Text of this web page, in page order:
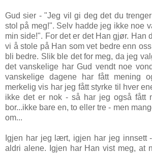
Gud sier - "Jeg vil gi deg det du
stol på meg!". Selv hadde jeg ikke noe
min side!". For det er det Han gjør. Han
vi å stole på Han som vet bedre enn
bli bedre. Slik ble det for meg, da jeg
det vanskelige har Gud vendt noe
vanskelige dagene har fått mening
merkelig vis har jeg fått styrke til hver
ikke det er nok - så har jeg også fått
bor...ikke bare en, to eller tre - men
om...
Igjen har jeg lært, igjen har jeg innsett
aldri alene. Igjen har Han vist meg, at